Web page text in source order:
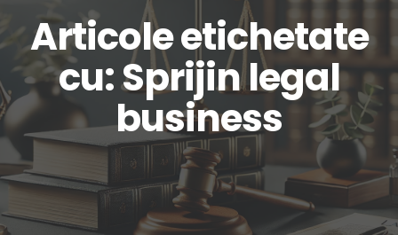
Articole etichetate
cu: Sprijin legal
business